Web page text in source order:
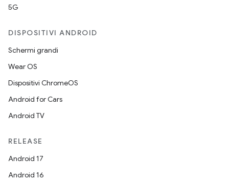
5G
DISPOSITIVI ANDROID
Schermi grandi
Wear OS
Dispositivi ChromeOS
Android for Cars
Android TV
RELEASE
Android 17
Android 16